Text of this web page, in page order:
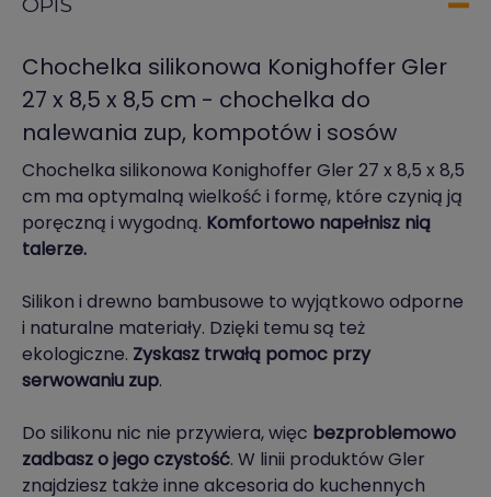
Chochelka silikonowa Konighoffer Gler
27 x 8,5 x 8,5 cm - chochelka do
nalewania zup, kompotów i sosów
Chochelka silikonowa Konighoffer Gler 27 x 8,5 x 8,5
cm ma optymalną wielkość i formę, które czynią ją
poręczną i wygodną. Komfortowo napełnisz nią
talerze.
Silikon i drewno bambusowe to wyjątkowo odporne
i naturalne materiały. Dzięki temu są też
ekologiczne. Zyskasz trwałą pomoc przy
serwowaniu zup.
Do silikonu nic nie przywiera, więc bezproblemowo
zadbasz o jego czystość. W linii produktów Gler
znajdziesz także inne akcesoria do kuchennych